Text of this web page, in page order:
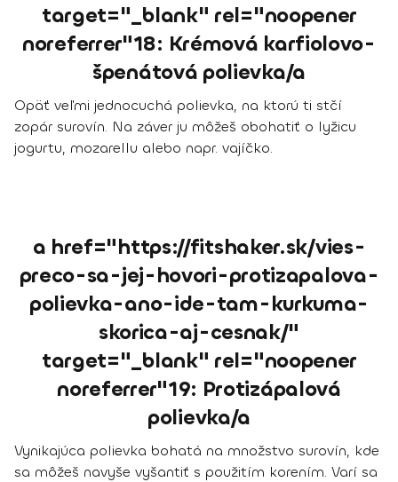
target="_blank" rel="noopener
noreferrer"18: Krémová karfiolovo-
špenátová polievka/a
Opäť veľmi jednocuchá polievka, na ktorú ti stčí
zopár surovín. Na záver ju môžeš obohatiť o lyžicu
jogurtu, mozarellu alebo napr. vajíčko.
a href="https://fitshaker.sk/vies-
preco-sa-jej-hovori-protizapalova-
polievka-ano-ide-tam-kurkuma-
skorica-aj-cesnak/"
target="_blank" rel="noopener
noreferrer"19: Protizápalová
polievka/a
Vynikajúca polievka bohatá na množstvo surovín, kde
sa môžeš navyše vyšantiť s použitím korením. Varí sa